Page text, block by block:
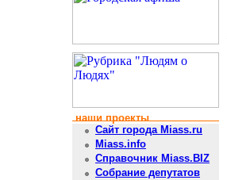
наши проекты
Сайт города Miass.ru
Miass.info
Справочник Miass.BIZ
Собрание депутатов